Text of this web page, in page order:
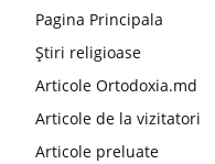
Pagina Principala
Știri religioase
Articole Ortodoxia.md
Articole de la vizitatori
Articole preluate